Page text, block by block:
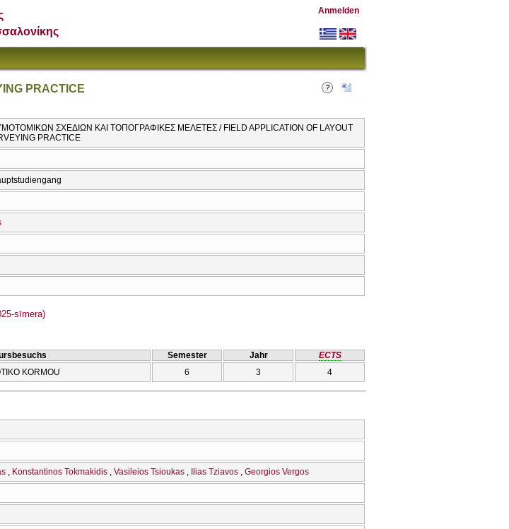
Anmelden
PRACTICE
ΣΧΕΔΙΩΝ ΚΑΙ ΤΟΠΟΓΡΑΦΙΚΕΣ ΜΕΛΕΤΕΣ / FIELD APPLICATION OF LAYOUT
PRACTICE
sīmera)
Semester Jahr
ECTS
KORMOU 6 3 4
Konstantinos Tokmakidis Vasileios Tsioukas Ilias Tziavos Georgios Vergos